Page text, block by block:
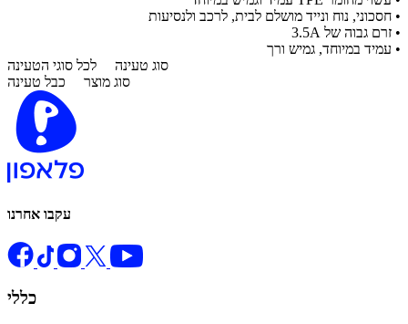
• חסכוני, נוח ונייד מושלם לבית, לרכב ולנסיעות
• זרם גבוה של 3.5A
• עמיד במיוחד, גמיש ורך
סוג טעינה לכל סוגי הטעינה
סוג מוצר כבל טעינה
עקבו אחרנו
כללי